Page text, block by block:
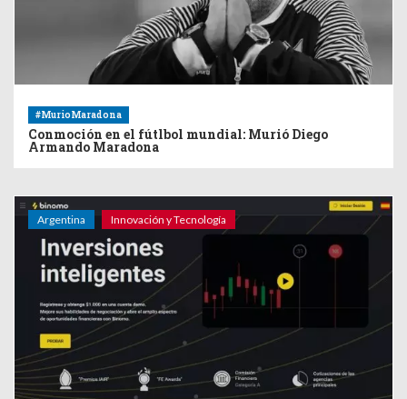
#MurioMaradona
Conmoción en el fútlbol mundial: Murió Diego
Armando Maradona
Argentina Innovación y Tecnología